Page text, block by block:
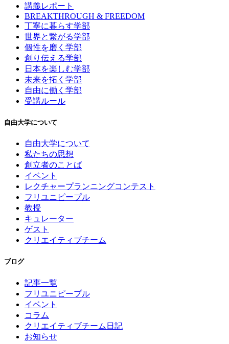
講義レポート
BREAKTHROUGH & FREEDOM
丁寧に暮らす学部
世界と繋がる学部
個性を磨く学部
創り伝える学部
日本を楽しむ学部
未来を拓く学部
自由に働く学部
受講ルール
自由大学について
自由大学について
私たちの思想
創立者のことば
イベント
レクチャープランニングコンテスト
フリユニピープル
教授
キュレーター
ゲスト
クリエイティブチーム
ブログ
記事一覧
フリユニピープル
イベント
コラム
クリエイティブチーム日記
お知らせ